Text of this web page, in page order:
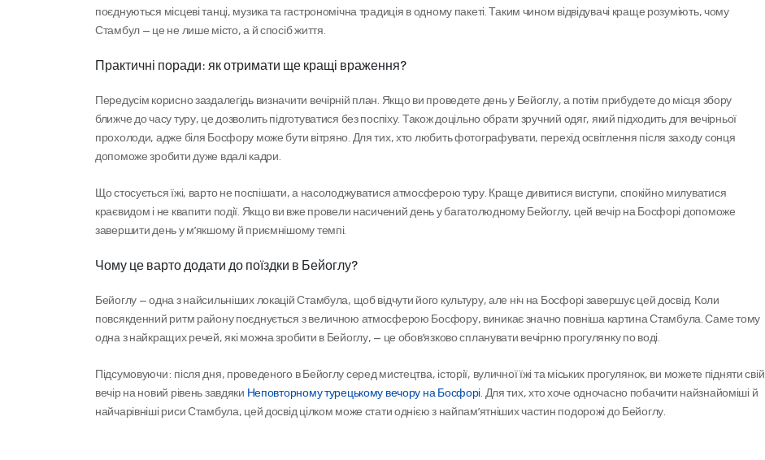
поєднуються місцеві танці, музика та гастрономічна традиція в одному пакеті. Таким чином відвідувачі краще розуміють, чому
Стамбул — це не лише місто, а й спосіб життя.
Практичні поради: як отримати ще кращі враження?
Передусім корисно заздалегідь визначити вечірній план. Якщо ви проведете день у Бейоглу, а потім прибудете до місця збору
ближче до часу туру, це дозволить підготуватися без поспіху. Також доцільно обрати зручний одяг, який підходить для вечірньої
прохолоди, адже біля Босфору може бути вітряно. Для тих, хто любить фотографувати, перехід освітлення після заходу сонця
допоможе зробити дуже вдалi кадри.
Що стосується їжі, варто не поспішати, а насолоджуватися атмосферою туру. Краще дивитися виступи, спокійно милуватися
краєвидом і не квапити події. Якщо ви вже провели насичений день у багатолюдному Бейоглу, цей вечір на Босфорі допоможе
завершити день у м’якшому й приємнішому темпі.
Чому це варто додати до поїздки в Бейоглу?
Бейоглу — одна з найсильніших локацій Стамбула, щоб відчути його культуру, але ніч на Босфорі завершує цей досвід. Коли
повсякденний ритм району поєднується з величною атмосферою Босфору, виникає значно повніша картина Стамбула. Саме тому
одна з найкращих речей, які можна зробити в Бейоглу, — це обов’язково спланувати вечірню прогулянку по воді.
Підсумовуючи: після дня, проведеного в Бейоглу серед мистецтва, історії, вуличної їжі та міських прогулянок, ви можете підняти свій
вечір на новий рівень завдяки Неповторному турецькому вечору на Босфорі . Для тих, хто хоче одночасно побачити найзнайоміші й
найчарівніші риси Стамбула, цей досвід цілком може стати однією з найпам’ятніших частин подорожі до Бейоглу.